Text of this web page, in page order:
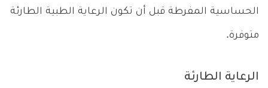
الحساسية المفرطة قبل أن تكون الرعاية الطبية الطارئة
متوفرة.
الرعاية الطارئة